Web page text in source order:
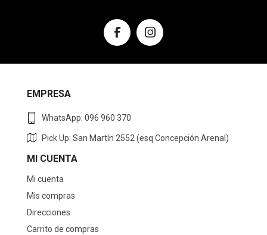
EMPRESA
WhatsApp: 096 960 370
Pick Up: San Martín 2552 (esq Concepción Arenal)
MI CUENTA
Mi cuenta
Mis compras
Direcciones
Carrito de compras